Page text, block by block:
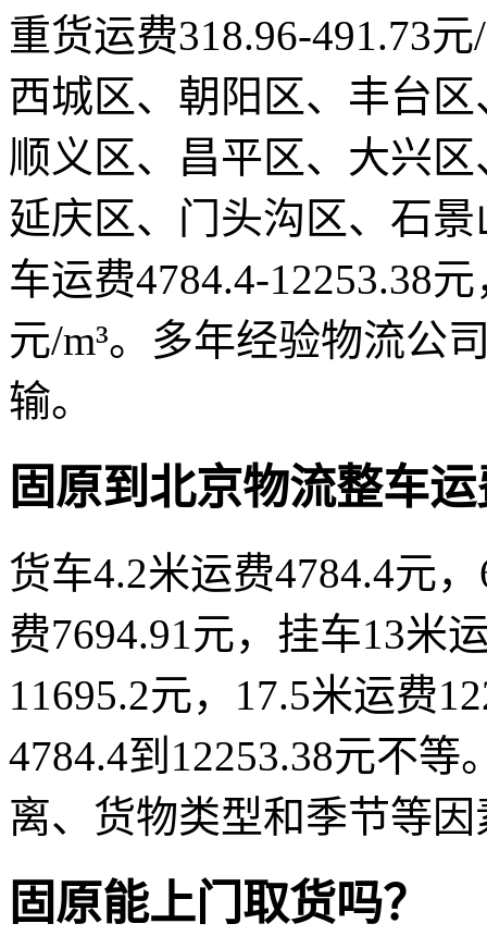
重货运费318.96-491.73
西城区、朝阳区、丰台
顺义区、昌平区、大兴
延庆区、门头沟区、石
车运费4784.4-12253.38
元/m³。多年经验物流公
输。
固原到北京物流整车
货车4.2米运费4784.4元
费7694.91元，挂车13米
11695.2元，17.5米运费
4784.4到12253.38元不
离、货物类型和季节等
固原能上门取货吗？